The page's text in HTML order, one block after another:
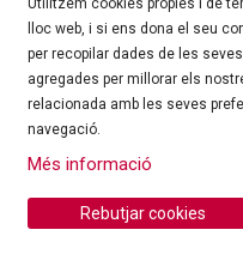
©Ajuntament de Roses|
Tel.: 972 25 24 00 |
Sitemap | Ús de Cookies
Utilitzem cookies pròpies i de
lloc web, i si ens dona el seu
per recopilar dades de les
agregades per millorar els
relacionada amb les seves
navegació.
Més informació
Rebutjar cookies